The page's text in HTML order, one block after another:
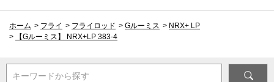
ホーム > フライ > フライロッド > Gルーミス > NRX+ LP
>
【Gルーミス】 NRX+LP 383-4
キーワードから探す